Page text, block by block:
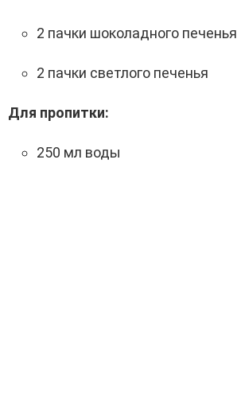
2 пачки шоколадного печенья
2 пачки светлого печенья
Для пропитки:
250 мл воды